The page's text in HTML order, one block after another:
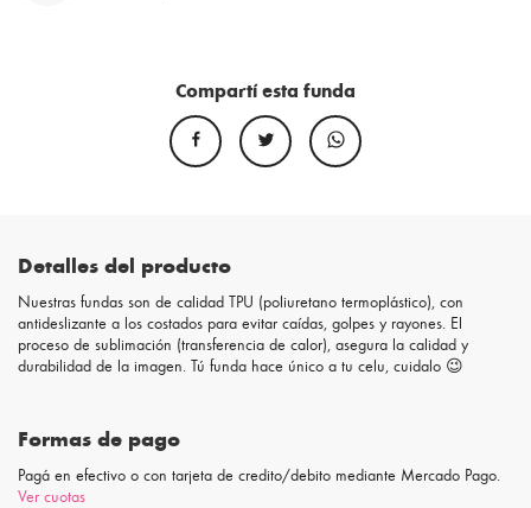
Compartí esta funda
Detalles del producto
Nuestras fundas son de calidad TPU (poliuretano termoplástico), con
antideslizante a los costados para evitar caídas, golpes y rayones. El
proceso de sublimación (transferencia de calor), asegura la calidad y
durabilidad de la imagen. Tú funda hace único a tu celu, cuidalo 😉
Formas de pago
Pagá en efectivo o con tarjeta de credito/debito mediante Mercado Pago.
Ver cuotas